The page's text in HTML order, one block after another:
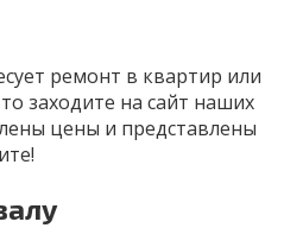
ремонт в квартир или
заходите на сайт наших
цены и представлены